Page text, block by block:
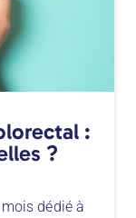
:
?
dédié à